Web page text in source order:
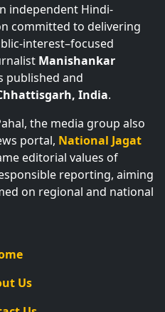
independent Hindi-
committed to delivering
interest–focused
Manishankar
published and
India.
the media group also
portal, National Jagat
editorial values of
reporting, aiming
on regional and national
Us